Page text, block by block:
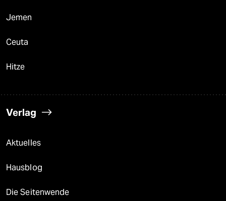
Jemen
Ceuta
Hitze
Verlag
Aktuelles
Hausblog
Die Seitenwende